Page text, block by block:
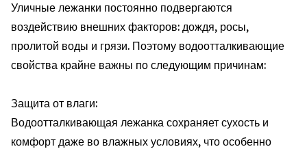
Уличные лежанки постоянно подвергаются
воздействию внешних факторов: дождя, росы,
пролитой воды и грязи. Поэтому водоотталкивающие
свойства крайне важны по следующим причинам:
Защита от влаги:
Водоотталкивающая лежанка сохраняет сухость и
комфорт даже во влажных условиях, что особенно